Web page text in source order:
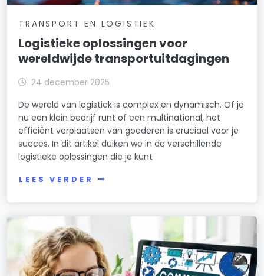
TRANSPORT EN LOGISTIEK
Logistieke oplossingen voor
wereldwijde transportuitdagingen
24 december 2025
De wereld van logistiek is complex en dynamisch. Of je
nu een klein bedrijf runt of een multinational, het
efficiënt verplaatsen van goederen is cruciaal voor je
succes. In dit artikel duiken we in de verschillende
logistieke oplossingen die je kunt
LEES VERDER